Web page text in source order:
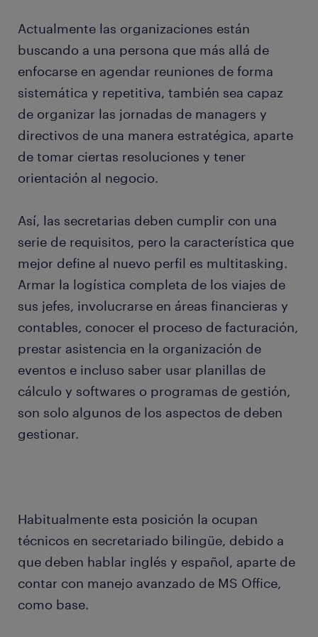
Actualmente las organizaciones están
buscando a una persona que más allá de
enfocarse en agendar reuniones de forma
sistemática y repetitiva, también sea capaz
de organizar las jornadas de managers y
directivos de una manera estratégica, aparte
de tomar ciertas resoluciones y tener
orientación al negocio.
Así, las secretarias deben cumplir con una
serie de requisitos, pero la característica que
mejor define al nuevo perfil es multitasking.
Armar la logística completa de los viajes de
sus jefes, involucrarse en áreas financieras y
contables, conocer el proceso de facturación,
prestar asistencia en la organización de
eventos e incluso saber usar planillas de
cálculo y softwares o programas de gestión,
son solo algunos de los aspectos de deben
gestionar.
Habitualmente esta posición la ocupan
técnicos en secretariado bilingüe, debido a
que deben hablar inglés y español, aparte de
contar con manejo avanzado de MS Office,
como base.